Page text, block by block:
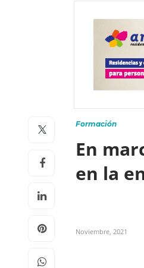
Formación
En
en la
Noviembre, 2021